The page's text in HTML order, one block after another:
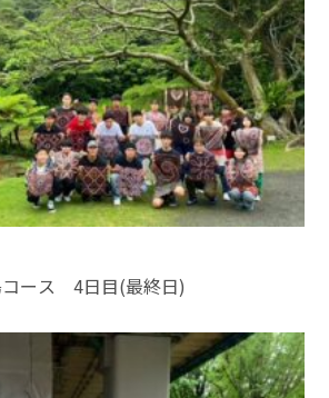
コース 4日目(最終日)